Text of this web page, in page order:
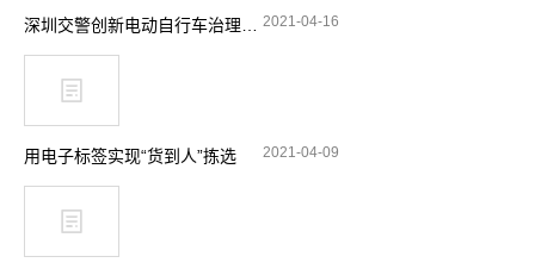
2021-04-16
用电子标签实现“货到人”拣选 2021-04-09